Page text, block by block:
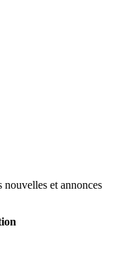
et annonces